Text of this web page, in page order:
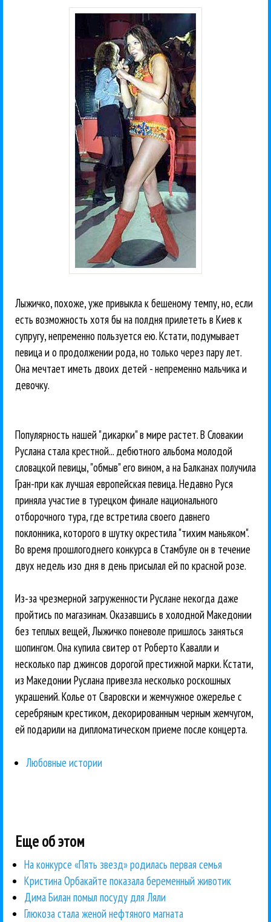
Лыжичко, похоже, уже привыкла к бешеному темпу, но, если
есть возможность хотя бы на полдня прилететь в Киев к
супругу, непременно пользуется ею. Кстати, подумывает
певица и о продолжении рода, но только через пару лет.
Она мечтает иметь двоих детей - непременно мальчика и
девочку.
Популярность нашей "дикарки" в мире растет. В Словакии
Руслана стала крестной... дебютного альбома молодой
словацкой певицы, "обмыв" его вином, а на Балканах получила
Гран-при как лучшая европейская певица. Недавно Руся
приняла участие в турецком финале национального
отборочного тура, где встретила своего давнего
поклонника, которого в шутку окрестила "тихим маньяком".
Во время прошлогоднего конкурса в Стамбуле он в течение
двух недель изо дня в день присылал ей по красной розе.
Из-за чрезмерной загруженности Руслане некогда даже
пройтись по магазинам. Оказавшись в холодной Македонии
без теплых вещей, Лыжичко поневоле пришлось заняться
шопингом. Она купила свитер от Роберто Кавалли и
несколько пар джинсов дорогой престижной марки. Кстати,
из Македонии Руслана привезла несколько роскошных
украшений. Колье от Сваровски и жемчужное ожерелье с
серебряным крестиком, декорированным черным жемчугом,
ей подарили на дипломатическом приеме после концерта.
Любовные истории
Еще об этом
На конкурсе «Пять звезд» родилась первая семья
Кристина Орбакайте показала беременный животик
Дима Билан помыл посуду для Ляли
Глюкоза стала женой нефтяного магната